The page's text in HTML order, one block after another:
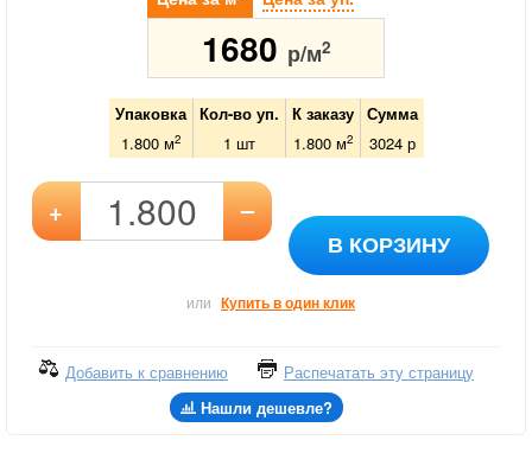
1680 р/м2
Упаковка Кол-во уп. К заказу
Сумма
1.800 м2 1 шт 1.800м2 3024р
+ –
В КОРЗИНУ
или Купить в один клик
Добавить к сравнению
Распечатать эту страницу
Нашли дешевле?